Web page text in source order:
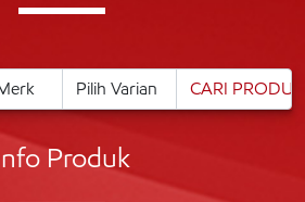
Produk